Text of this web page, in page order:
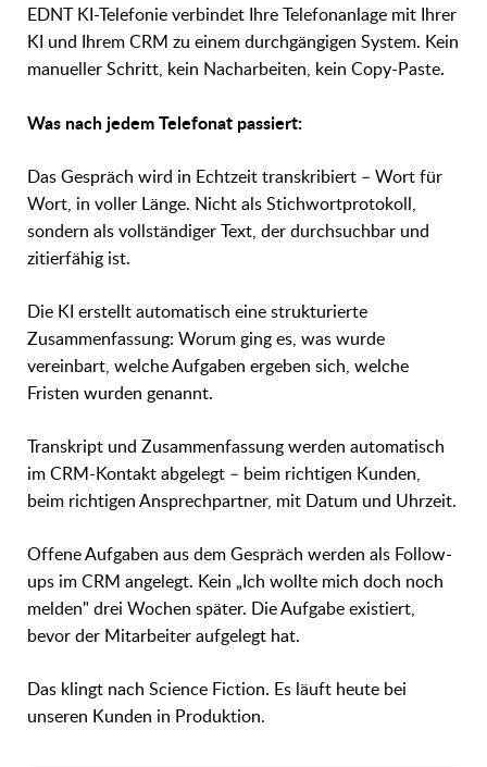
EDNT KI-Telefonie verbindet Ihre Telefonanlage mit Ihrer
KI und Ihrem CRM zu einem durchgängigen System. Kein
manueller Schritt, kein Nacharbeiten, kein Copy-Paste.
Was nach jedem Telefonat passiert:
Das Gespräch wird in Echtzeit transkribiert – Wort für
Wort, in voller Länge. Nicht als Stichwortprotokoll,
sondern als vollständiger Text, der durchsuchbar und
zitierfähig ist.
Die KI erstellt automatisch eine strukturierte
Zusammenfassung: Worum ging es, was wurde
vereinbart, welche Aufgaben ergeben sich, welche
Fristen wurden genannt.
Transkript und Zusammenfassung werden automatisch
im CRM-Kontakt abgelegt – beim richtigen Kunden,
beim richtigen Ansprechpartner, mit Datum und Uhrzeit.
Offene Aufgaben aus dem Gespräch werden als Follow-
ups im CRM angelegt. Kein „Ich wollte mich doch noch
melden" drei Wochen später. Die Aufgabe existiert,
bevor der Mitarbeiter aufgelegt hat.
Das klingt nach Science Fiction. Es läuft heute bei
unseren Kunden in Produktion.